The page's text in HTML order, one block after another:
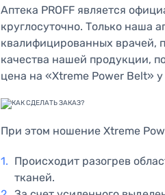
Аптека PROFF является
круглосуточно. Только наша
квалифицированных врачей,
качества нашей продукции,
цена на «Xtreme Power Belt»
При этом ношение Xtreme
Происходит разогрев
тканей.